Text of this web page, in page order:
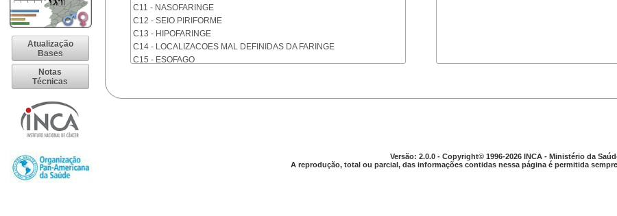
Atualização
Bases
Notas
Técnicas
C11 - NASOFARINGE
C12 - SEIO PIRIFORME
C13 - HIPOFARINGE
C14 - LOCALIZACOES MAL DEFINIDAS DA FARINGE
C15 - ESOFAGO
C18 - COLON
Versão: 2.0.0 - Copyright© 1996-2026 INCA - Ministério da
A reprodução, total ou parcial, das informações contidas nessa página é permitida